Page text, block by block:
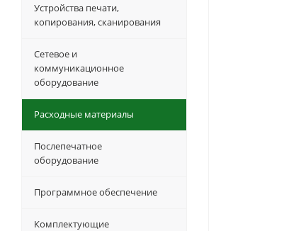
Устройства печати,
копирования, сканирования
Сетевое и
коммуникационное
оборудование
Расходные материалы
Послепечатное
оборудование
Программное обеспечение
Комплектующие